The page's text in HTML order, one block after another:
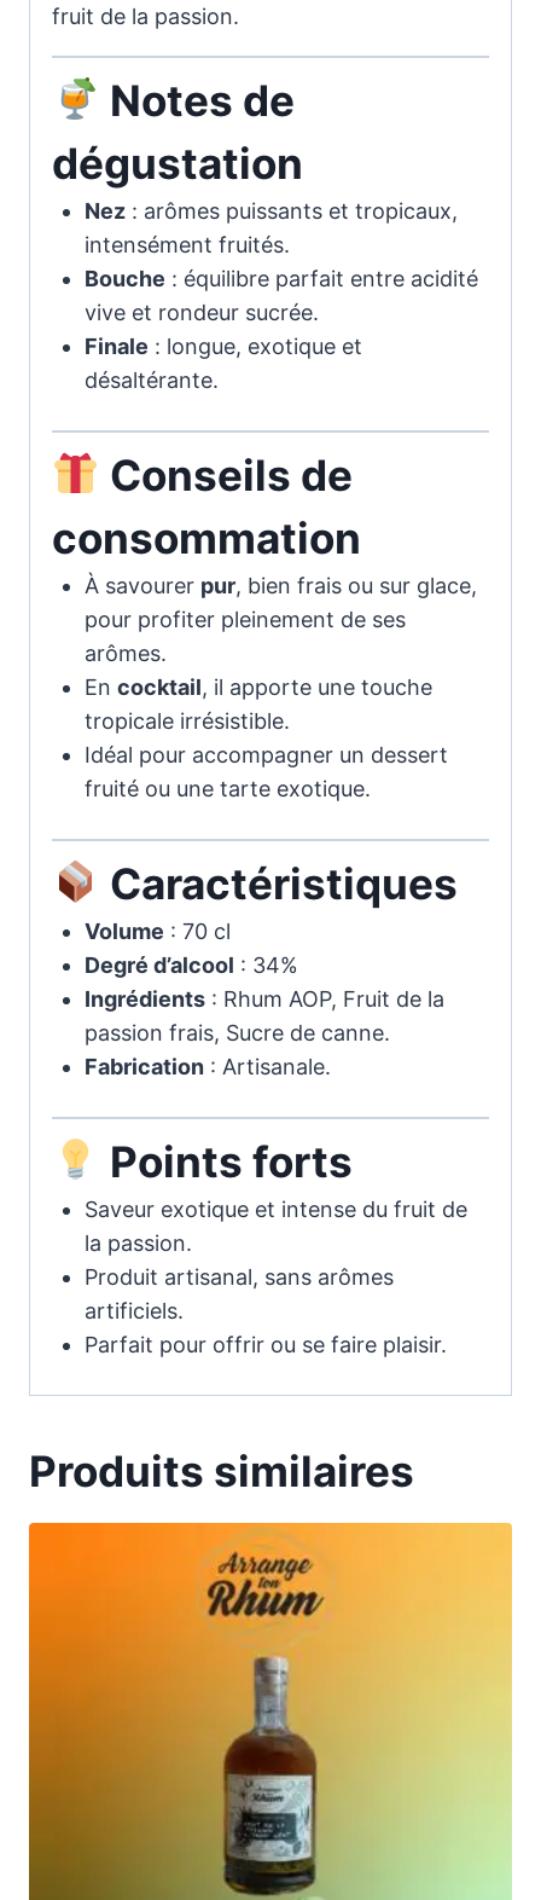
fruit de la passion.
Notes de
dégustation
Nez : arômes puissants et tropicaux,
intensément fruités.
Bouche : équilibre parfait entre acidité
vive et rondeur sucrée.
Finale : longue, exotique et
désaltérante.
Conseils de
consommation
À savourer pur, bien frais ou sur glace,
pour profiter pleinement de ses
arômes.
En cocktail, il apporte une touche
tropicale irrésistible.
Idéal pour accompagner un dessert
fruité ou une tarte exotique.
Caractéristiques
Volume : 70 cl
Degré d’alcool : 34%
Ingrédients : Rhum AOP, Fruit de la
passion frais, Sucre de canne.
Fabrication : Artisanale.
Points forts
Saveur exotique et intense du fruit de
la passion.
Produit artisanal, sans arômes
artificiels.
Parfait pour offrir ou se faire plaisir.
Produits similaires